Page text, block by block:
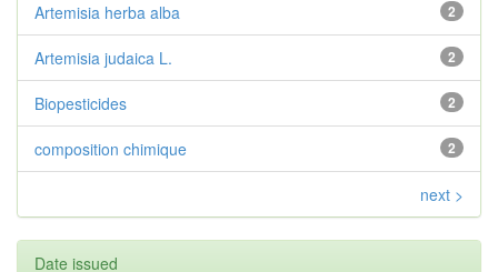
2
Artemisia herba alba
2
Artemisia judaica L.
2
Biopesticides
2
composition chimique
next >
Date issued